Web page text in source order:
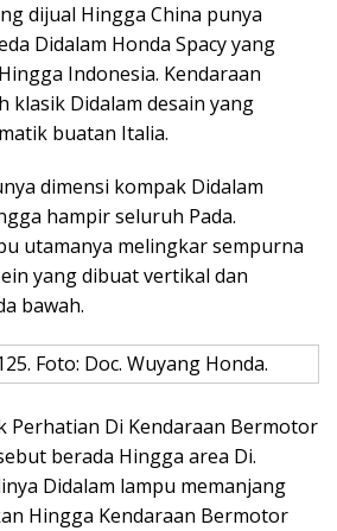
dijual Hingga China punya
Didalam Honda Spacy yang
Indonesia. Kendaraan
klasik Didalam desain yang
buatan Italia.
dimensi kompak Didalam
hampir seluruh Pada.
utamanya melingkar sempurna
yang dibuat vertikal dan
bawah.
Foto: Doc. Wuyang Honda.
Perhatian Di Kendaraan Bermotor
berada Hingga area Di.
Didalam lampu memanjang
Hingga Kendaraan Bermotor